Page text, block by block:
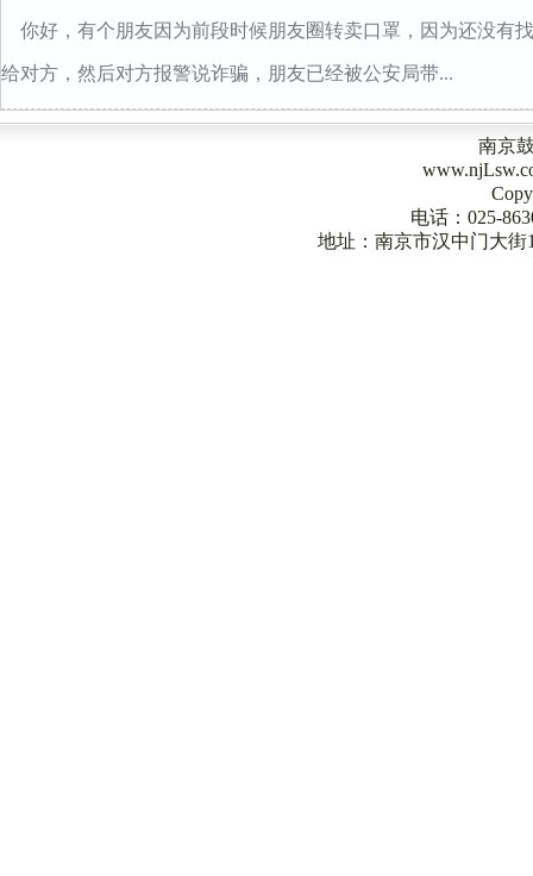
你好，有个朋友因为前段时候朋友圈转卖口罩，因为还没有
给对方，然后对方报警说诈骗，朋友已经被公安局带...
南京
电话：025-
地址：南京市汉中门大